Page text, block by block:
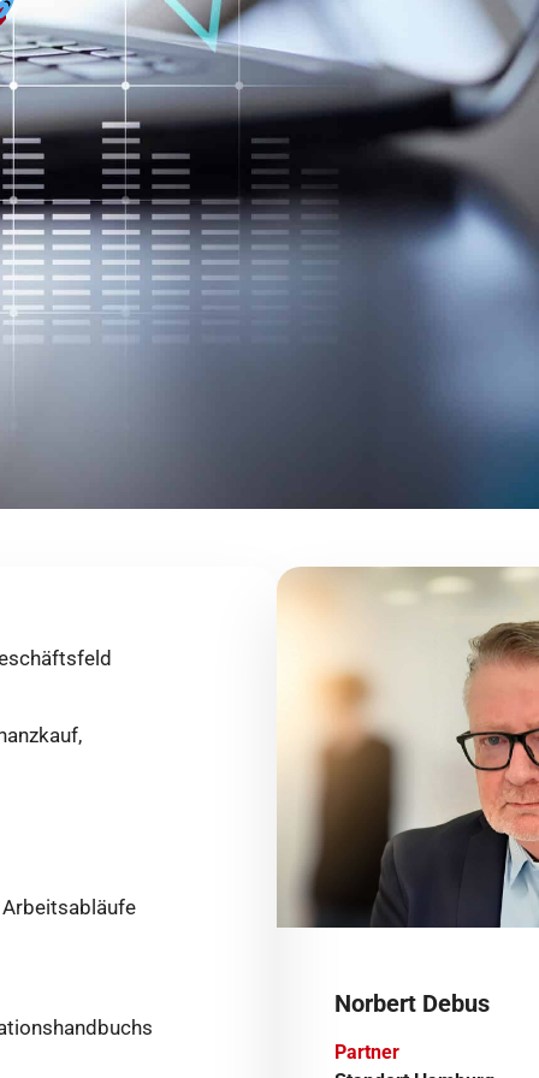
Norbert Debus
Partner